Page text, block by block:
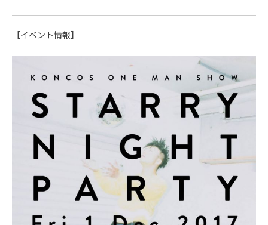
【イベント情報】